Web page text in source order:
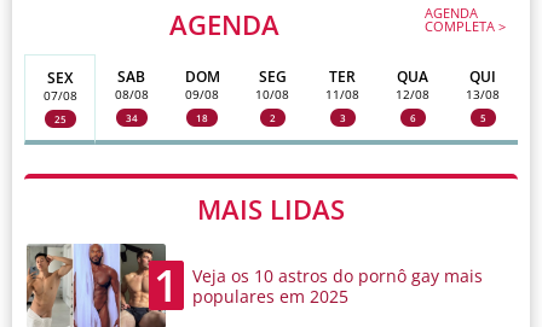
AGENDA AGENDA
COMPLETA >
SEX
07/08
25
SAB
08/08
34
DOM
09/08
18
SEG
10/08
2
TER
11/08
3
QUA
12/08
6
QUI
13/08
5
MAIS LIDAS
1
Veja os 10 astros do pornô gay mais
populares em 2025